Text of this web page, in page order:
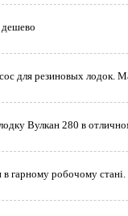
для резиновых лодок.
Вулкан 280 в
гарному робочому стані.